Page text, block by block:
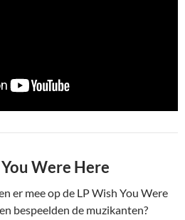
Were Here
er mee op de LP Wish You Were
bespeelden de muzikanten?